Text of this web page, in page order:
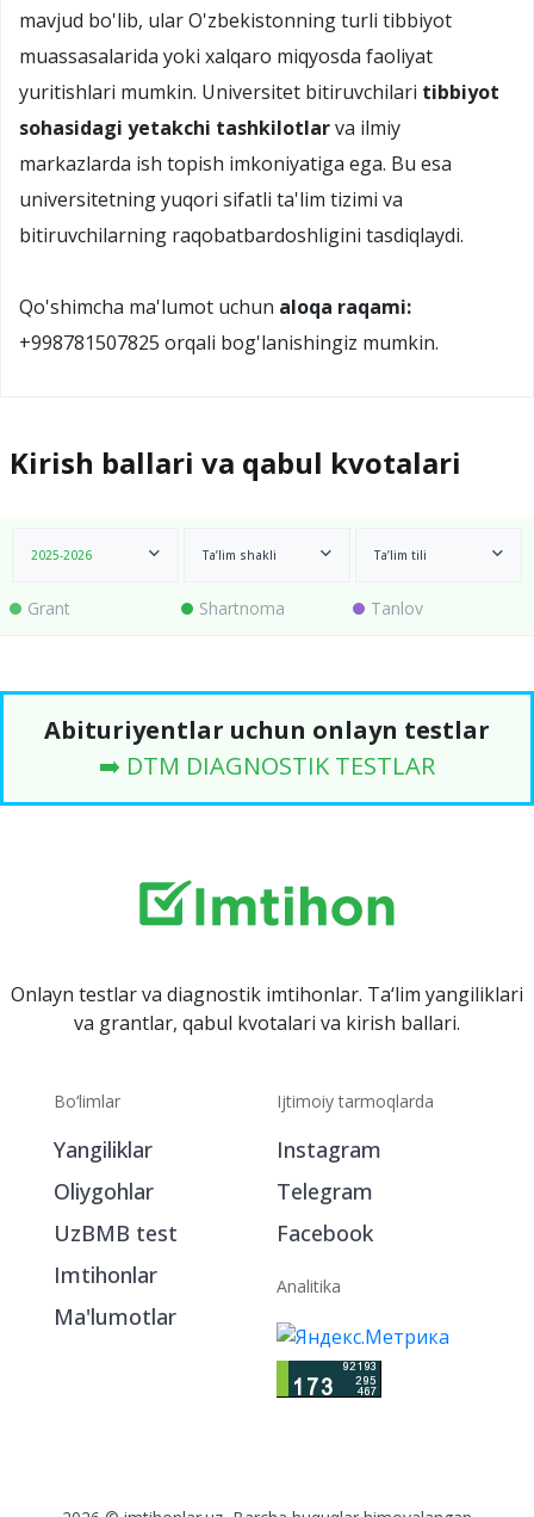
mavjud bo'lib, ular O'zbekistonning turli tibbiyot
muassasalarida yoki xalqaro miqyosda faoliyat
yuritishlari mumkin. Universitet bitiruvchilari tibbiyot
sohasidagi yetakchi tashkilotlarva ilmiy
markazlarda ish topish imkoniyatiga ega. Bu esa
universitetning yuqori sifatli ta'lim tizimi va
bitiruvchilarning raqobatbardoshligini tasdiqlaydi.
Qo'shimcha ma'lumot uchun aloqa raqami:
+998781507825 orqali bog'lanishingiz mumkin.
Kirish ballari va qabul kvotalari
2025-2026 Ta’lim shakli Ta’lim tili
Grant Shartnoma Tanlov
Abituriyentlar uchun onlayn testlar
➡️ DTM DIAGNOSTIK TESTLAR
Onlayn testlar va diagnostik imtihonlar. Ta‘lim yangiliklari
va grantlar, qabul kvotalari va kirish ballari.
Bo‘limlar
Yangiliklar
Oliygohlar
UzBMB test
Imtihonlar
Ma'lumotlar
Ijtimoiy tarmoqlarda
Instagram
Telegram
Facebook
Analitika